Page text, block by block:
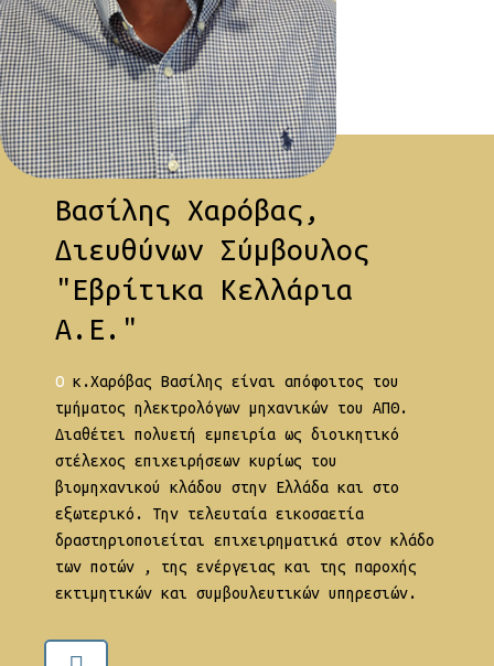
Βασίλης Χαρόβας,
Διευθύνων Σύμβουλος
"Εβρίτικα Κελλάρια
Α.Ε."
Ο κ.Χαρόβας Βασίλης είναι απόφοιτος του
τμήματος ηλεκτρολόγων μηχανικών του ΑΠΘ.
Διαθέτει πολυετή εμπειρία ως διοικητικό
στέλεχος επιχειρήσεων κυρίως του
βιομηχανικού κλάδου στην Ελλάδα και στο
εξωτερικό. Την τελευταία εικοσαετία
δραστηριοποιείται επιχειρηματικά στον κλάδο
των ποτών , της ενέργειας και της παροχής
εκτιμητικών και συμβουλευτικών υπηρεσιών.